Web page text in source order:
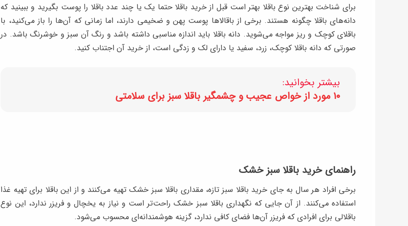
برای شناخت بهترین نوع باقلا بهتر است قبل از خرید باقلا حتما یک یا چند عدد باقلا را پوست بگیرید و ببینید که
دانه‌های باقلا چگونه هستند. برخی از باقالاها پوست پهن و ضخیمی دارند، اما زمانی که آن‌ها را باز می‌کنید، با
باقلای کوچک و ریز مواجه می‌شوید. دانه باقلا باید اندازه مناسبی داشته باشد و رنگ آن سبز و خوشرنگ باشد. در
صورتی که دانه باقلا کوچک، زرد، سفید یا دارای لک و زدگی است، از خرید آن اجتناب کنید.
بیشتر بخوانید:
۱۰ مورد از خواص عجیب و چشمگیر باقلا سبز برای سلامتی
راهنمای خرید باقلا سبز خشک
برخی افراد هر سال به جای خرید باقلا سبز تازه، مقداری باقلا سبز خشک تهیه می‌کنند و از این باقلا برای تهیه غذا
استفاده می‌کنند. از آن جایی که نگهداری باقلا سبز خشک راحت‌تر است و نیاز به یخچال و فریزر ندارد، این نوع
باقلالی برای افرادی که فریزر آن‌ها فضای کافی ندارد، گزینه هوشمندانه‌ای محسوب می‌شود.